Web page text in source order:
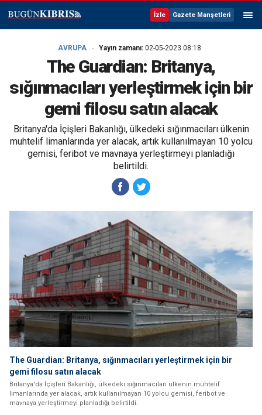
İzle Gazete Manşetleri
AVRUPA Yayın zamanı: 02-05-2023 08:18
The Guardian: Britanya,
sığınmacıları yerleştirmek için bir
gemi filosu satın alacak
Britanya'da İçişleri Bakanlığı, ülkedeki sığınmacıları ülkenin
muhtelif limanlarında yer alacak, artık kullanılmayan 10 yolcu
gemisi, feribot ve mavnaya yerleştirmeyi planladığı
belirtildi.
The Guardian: Britanya, sığınmacıları yerleştirmek için bir
gemi filosu satın alacak
Britanya'da İçişleri Bakanlığı, ülkedeki sığınmacıları ülkenin muhtelif
limanlarında yer alacak, artık kullanılmayan 10 yolcu gemisi, feribot ve
mavnaya yerleştirmeyi planladığı belirtildi.